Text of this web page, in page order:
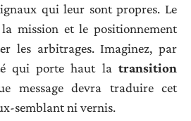
qui leur sont propres. Le
la mission et le positionnement
les arbitrages. Imaginez, par
qui porte haut la transition
message devra traduire cet
semblant ni vernis.